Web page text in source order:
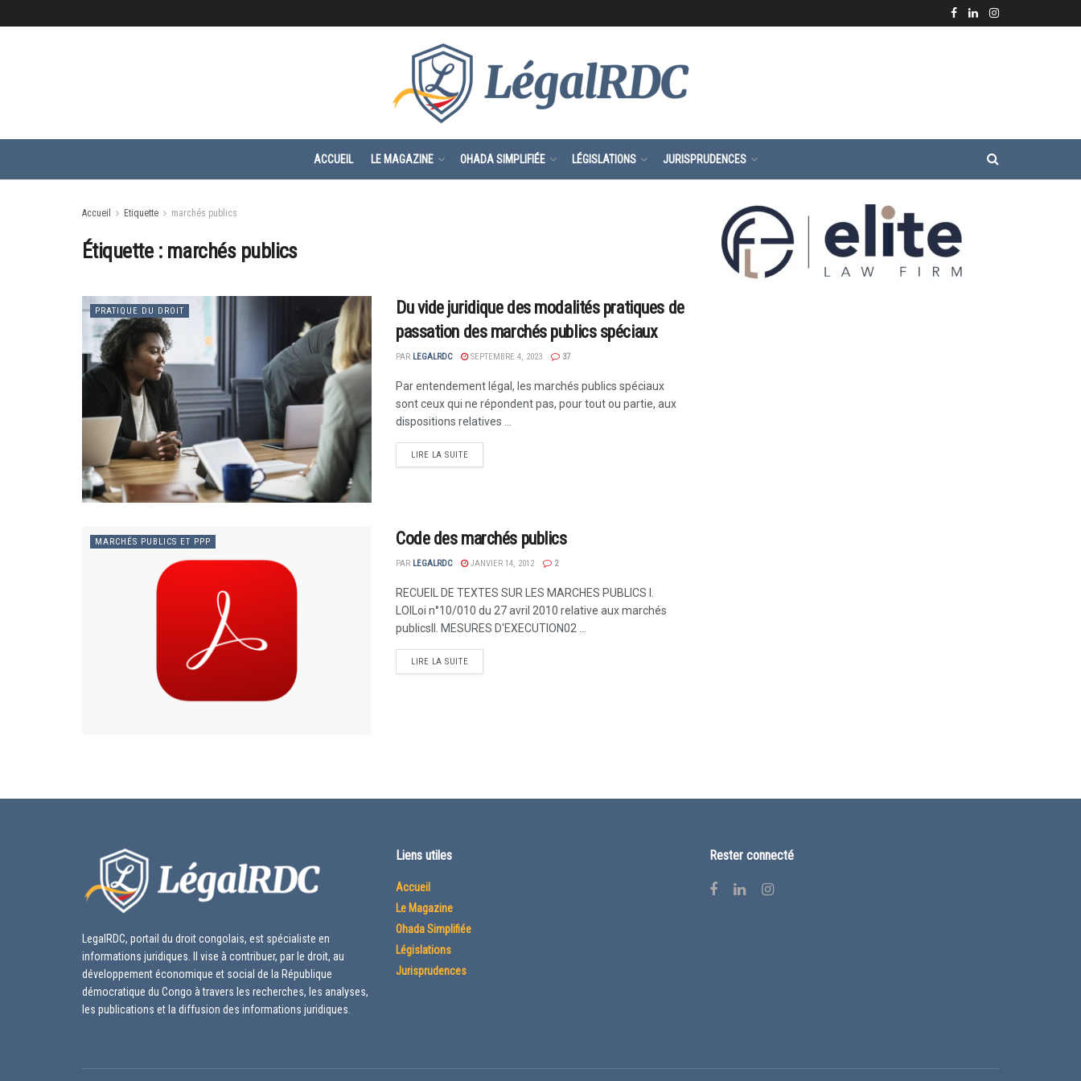
ACCUEIL LE MAGAZINE OHADA SIMPLIFIÉE LÉGISLATIONS JURISPRUDENCES
Accueil Etiquette marchés publics
Étiquette : marchés publics
PRATIQUE DU DROIT
Du vide juridique des modalités pratiques de
passation des marchés publics spéciaux
PAR LEGALRDC SEPTEMBRE 4, 2023 37
Par entendement légal, les marchés publics spéciaux
sont ceux qui ne répondent pas, pour tout ou partie, aux
dispositions relatives ...
LIRE LA SUITE
MARCHÉS PUBLICS ET PPP Code des marchés publics
PAR LEGALRDC JANVIER 14, 2012 2
RECUEIL DE TEXTES SUR LES MARCHES PUBLICS I.
LOILoi n°10/010 du 27 avril 2010 relative aux marchés
publicsII. MESURES D'EXECUTION02 ...
LIRE LA SUITE
LegalRDC, portail du droit congolais, est spécialiste en
informations juridiques. Il vise à contribuer, par le droit, au
développement économique et social de la République
démocratique du Congo à travers les recherches, les analyses,
les publications et la diffusion des informations juridiques.
Liens utiles
Accueil
Le Magazine
Ohada Simplifiée
Législations
Jurisprudences
Rester connecté